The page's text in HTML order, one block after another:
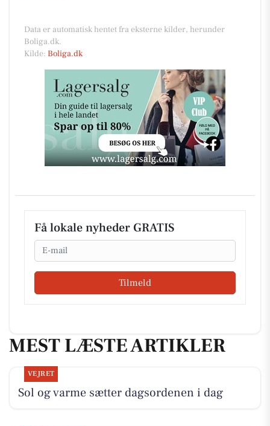
Data er automatisk hentet fra eksterne kilder, herunder
Boliga.dk.
Kilde: Boliga.dk
Få lokale nyheder GRATIS
Email
Tilmeld
MEST LÆSTE ARTIKLER
VEJRET
Sol og varme sætter dagsordenen i dag